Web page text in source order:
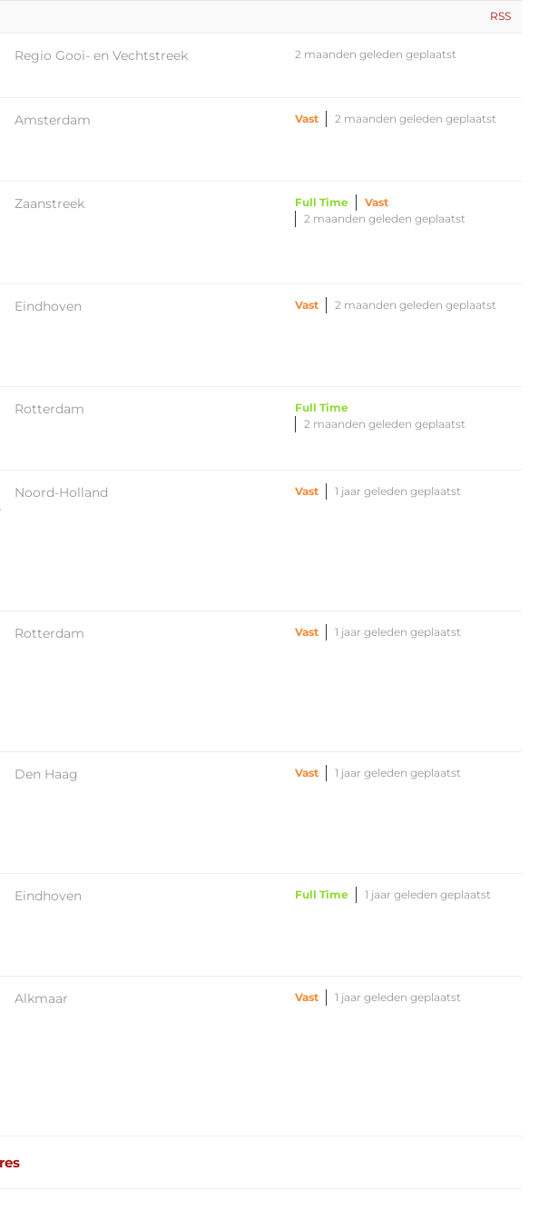
RSS
Regio Gooi- en Vechtstreek 2 maanden geleden geplaatst
Amsterdam Vast 2 maanden geleden geplaatst
Zaanstreek Full Time
Vast
2 maanden geleden geplaatst
Eindhoven Vast 2 maanden geleden geplaatst
Rotterdam
Full Time
2 maanden geleden geplaatst
Noord-Holland Vast 1 jaar geleden geplaatst
Rotterdam Vast 1 jaar geleden geplaatst
Den Haag Vast 1 jaar geleden geplaatst
Eindhoven Full Time 1 jaar geleden geplaatst
Alkmaar Vast 1 jaar geleden geplaatst